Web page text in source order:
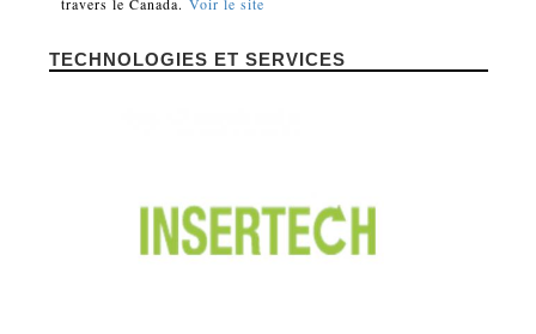
travers le Canada. Voir le site
TECHNOLOGIES ET SERVICES